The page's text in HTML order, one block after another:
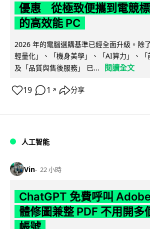
優惠 從極致便攜到電競
的高效能 PC
2026 年的電腦選購基準已經全面升級。除
輕量化」、「機身美學」、「AI算力」、「
及「品質與售後服務」 已...
閱讀全文
19 1 ↗ 分享
人工智能
Vin 22 小時
ChatGPT 免費呼叫
體修圖兼整 PDF 不用開多